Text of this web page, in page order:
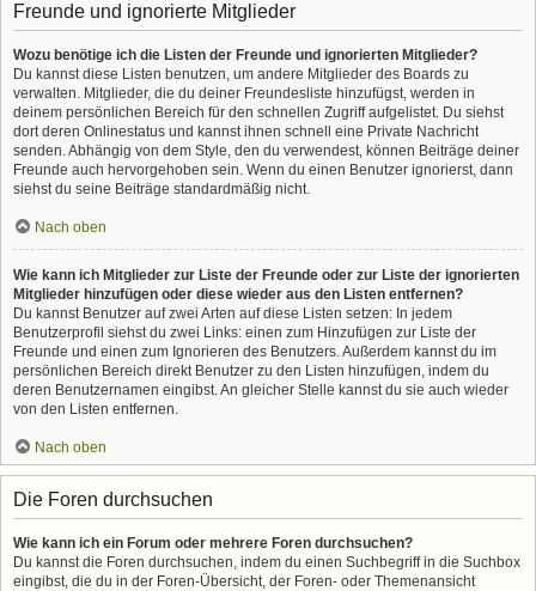
Freunde und ignorierte Mitglieder
Wozu benötige ich die Listen der Freunde und ignorierten Mitglieder?
Du kannst diese Listen benutzen, um andere Mitglieder des Boards zu
verwalten. Mitglieder, die du deiner Freundesliste hinzufügst, werden in
deinem persönlichen Bereich für den schnellen Zugriff aufgelistet. Du siehst
dort deren Onlinestatus und kannst ihnen schnell eine Private Nachricht
senden. Abhängig von dem Style, den du verwendest, können Beiträge deiner
Freunde auch hervorgehoben sein. Wenn du einen Benutzer ignorierst, dann
siehst du seine Beiträge standardmäßig nicht.
Nach oben
Wie kann ich Mitglieder zur Liste der Freunde oder zur Liste der ignorierten
Mitglieder hinzufügen oder diese wieder aus den Listen entfernen?
Du kannst Benutzer auf zwei Arten auf diese Listen setzen: In jedem
Benutzerprofil siehst du zwei Links: einen zum Hinzufügen zur Liste der
Freunde und einen zum Ignorieren des Benutzers. Außerdem kannst du im
persönlichen Bereich direkt Benutzer zu den Listen hinzufügen, indem du
deren Benutzernamen eingibst. An gleicher Stelle kannst du sie auch wieder
von den Listen entfernen.
Nach oben
Die Foren durchsuchen
Wie kann ich ein Forum oder mehrere Foren durchsuchen?
Du kannst die Foren durchsuchen, indem du einen Suchbegriff in die Suchbox
eingibst, die du in der Foren-Übersicht, der Foren- oder Themenansicht